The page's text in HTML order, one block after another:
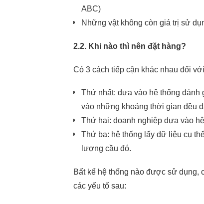
ABC)
Những vật không còn giá trị sử
2.2. Khi nào thì nên đặt hàng?
Có 3 cách tiếp cận khác nhau đối
Thứ nhất: dựa vào hệ thống đánh
vào những khoảng thời gian đều
Thứ hai: doanh nghiệp dựa vào
Thứ ba: hệ thống lấy dữ liệu cụ
lượng cầu đó.
Bất kể hệ thống nào được sử dụng,
các yếu tố sau: